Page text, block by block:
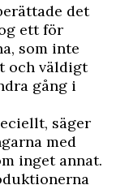
det
ett för
som inte
och väldigt
gång i
säger
med
inget annat.